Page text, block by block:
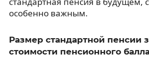
особенно важным.
Размер стандартной пенсии
стоимости пенсионного